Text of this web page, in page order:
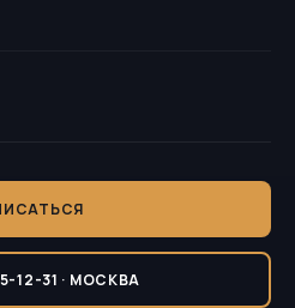
12-31 · МОСКВА